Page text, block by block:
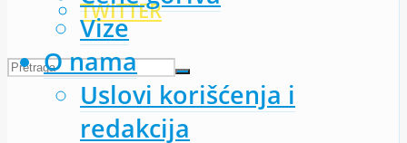
TWITTER
Vize
O nama
Uslovi korišćenja i
redakcija